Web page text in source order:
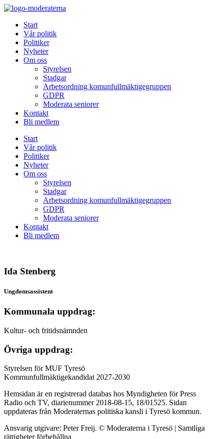
Hoppa
innehållStart
Vår politik
Politiker
Nyheter
Om oss
Styrelsen
Stadgar
Arbetsordning komunfullmäktigegruppen
GDPR
Moderata seniorer
Kontakt
Bli medlem
Start
Vår politik
Politiker
Nyheter
Om oss
Styrelsen
Stadgar
Arbetsordning komunfullmäktigegruppen
GDPR
Moderata seniorer
Kontakt
Bli medlem
Ida Stenberg
Ungdomsassistent
Kommunala uppdrag:
Kultur- och fritidsnämnden
Övriga uppdrag:
Styrelsen för MUF Tyresö
Kommunfullmäktigekandidat 2027-2030
Hemsidan är en registrerad databas hos Myndigheten för Press
Radio och TV, diarienummer 2018-08-15, 18/01525. Sidan
uppdateras från Moderaternas politiska kansli i Tyresö kommun.
Ansvarig utgivare: Peter Freij. © Moderaterna i Tyresö | Samtliga
rättigheter förbehållna